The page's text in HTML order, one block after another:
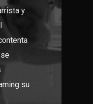
y
su